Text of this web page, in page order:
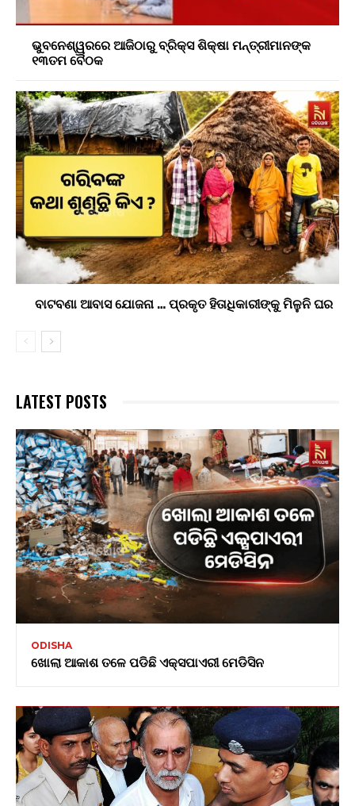
ଭୁବନେଶ୍ୱରରେ ଆଜିଠାରୁ ବ୍ରିକ୍ସ ଶିକ୍ଷା ମନ୍ତ୍ରୀମାନଙ୍କ
୧୩ତମ ବୈଠକ
ବାଟବଣା ଆବାସ ଯୋଜନା … ପ୍ରକୃତ ହିତାଧିକାରୀଙ୍କୁ ମିଳୁନି ଘର
LATEST POSTS
ODISHA
ଖୋଲା ଆକାଶ ତଳେ ପଡିଛି ଏକ୍ସପାଏରୀ ମେଡିସିନ